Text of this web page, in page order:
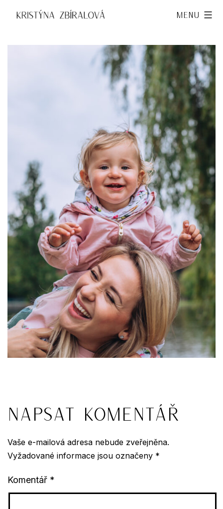
obsahu
Kristýna
Menu
Napsat komentář
Vaše e-mailová adresa nebude zveřejněna.
Vyžadované informace jsou označeny *
Komentář *